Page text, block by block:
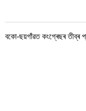
বকো-ছয়গাঁৱত কংগ্ৰেছৰ তীব্ৰ